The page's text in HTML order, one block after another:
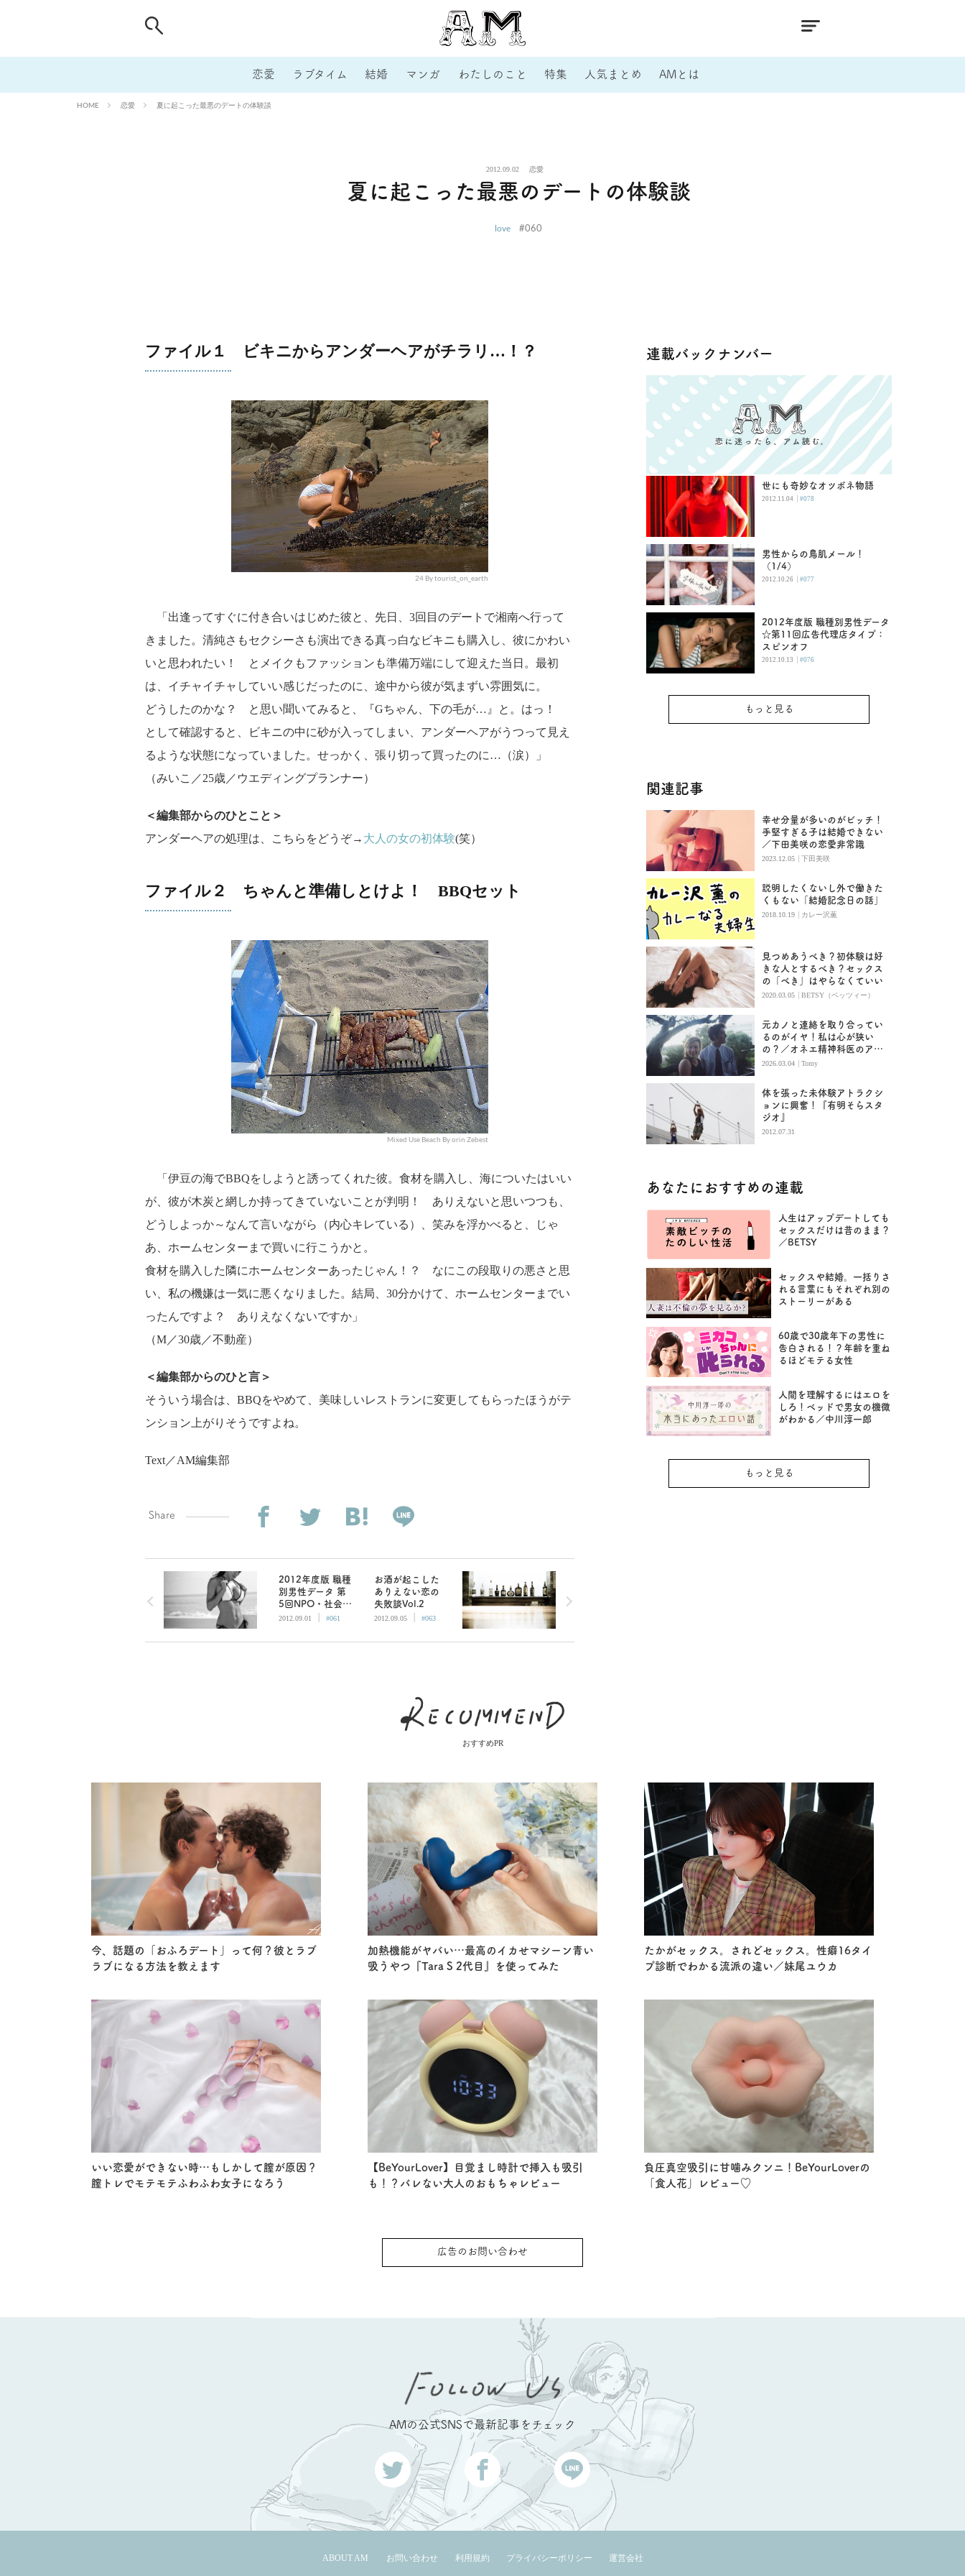
恋愛 ラブタイム 結婚 マンガ わたしのこと 特集 人気まとめ AMとは
HOME 恋愛 夏に起こった最悪のデートの体験談
2012.09.02 恋愛
夏に起こった最悪のデートの体験談
love #060
ファイル１ ビキニからアンダーヘアがチラリ…！？
24 By tourist_on_earth
「出逢ってすぐに付き合いはじめた彼と、先日、3回目のデートで湘南へ行って
きました。清純さもセクシーさも演出できる真っ白なビキニも購入し、彼にかわい
いと思われたい！ とメイクもファッションも準備万端にして迎えた当日。最初
は、イチャイチャしていい感じだったのに、途中から彼が気まずい雰囲気に。
どうしたのかな？ と思い聞いてみると、『Gちゃん、下の毛が…』と。はっ！
として確認すると、ビキニの中に砂が入ってしまい、アンダーヘアがうつって見え
るような状態になっていました。せっかく、張り切って買ったのに…（涙）」
（みいこ／25歳／ウエディングプランナー）
＜編集部からのひとこと＞
アンダーヘアの処理は、こちらをどうぞ→ 大人の女の初体験(笑）
ファイル２ ちゃんと準備しとけよ！ BBQセット
Mixed Use Beach By orin Zebest
「伊豆の海でBBQをしようと誘ってくれた彼。食材を購入し、海についたはいい
が、彼が木炭と網しか持ってきていないことが判明！ ありえないと思いつつも、
どうしよっか～なんて言いながら（内心キレている）、笑みを浮かべると、じゃ
あ、ホームセンターまで買いに行こうかと。
食材を購入した隣にホームセンターあったじゃん！？ なにこの段取りの悪さと思
い、私の機嫌は一気に悪くなりました。結局、30分かけて、ホームセンターまでい
ったんですよ？ ありえなくないですか」
（M／30歳／不動産）
＜編集部からのひと言＞
そういう場合は、BBQをやめて、美味しいレストランに変更してもらったほうがテ
ンション上がりそうですよね。
Text／AM編集部
Share
2012年度版 職種
別男性データ 第
5回NPO・社会企
業系
2012.09.01 #061
お酒が起こした
ありえない恋の
失敗談Vol.2
2012.09.05 #063
連載バックナンバー
世にも奇妙なオツボネ物語
2012.11.04 | #078
男性からの鳥肌メール！
（1/4）
2012.10.26 | #077
2012年度版 職種別男性データ
☆第11回広告代理店タイプ：
スピンオフ
2012.10.13 | #076
もっと見る
関連記事
幸せ分量が多いのがビッチ！
手堅すぎる子は結婚できない
／下田美咲の恋愛非常識
2023.12.05 | 下田美咲
説明したくないし外で働きた
くもない「結婚記念日の話」
2018.10.19 | カレー沢薫
見つめあうべき？初体験は好
きな人とするべき？セックス
の「べき」はやらなくていい
2020.03.05 | BETSY（ベッツィー）
元カノと連絡を取り合ってい
るのがイヤ！私は心が狭い
の？／オネエ精神科医のアド
バイス
2026.03.04 | Tomy
体を張った未体験アトラクシ
ョンに興奮！『有明そらスタ
ジオ』
2012.07.31
あなたにおすすめの連載
人生はアップデートしても
セックスだけは昔のまま？
／BETSY
セックスや結婚。一括りさ
れる言葉にもそれぞれ別の
ストーリーがある
60歳で30歳年下の男性に
告白される！？年齢を重ね
るほどモテる女性
人間を理解するにはエロを
しろ！ベッドで男女の機微
がわかる／中川淳一郎
もっと見る
おすすめPR
今、話題の「おふろデート」って何？彼とラブ
ラブになる方法を教えます
加熱機能がヤバい…最高のイカせマシーン青い
吸うやつ『Tara S 2代目』を使ってみた
たかがセックス。されどセックス。性癖16タイ
プ診断でわかる流派の違い／妹尾ユウカ
いい恋愛ができない時…もしかして膣が原因？
膣トレでモテモテふわふわ女子になろう
【BeYourLover】目覚まし時計で挿入も吸引
も！？バレない大人のおもちゃレビュー
負圧真空吸引に甘噛みクンニ！BeYourLoverの
「食人花」レビュー♡
広告のお問い合わせ
AMの公式SNSで最新記事をチェック
ABOUT AM お問い合わせ 利用規約 プライバシーポリシー 運営会社